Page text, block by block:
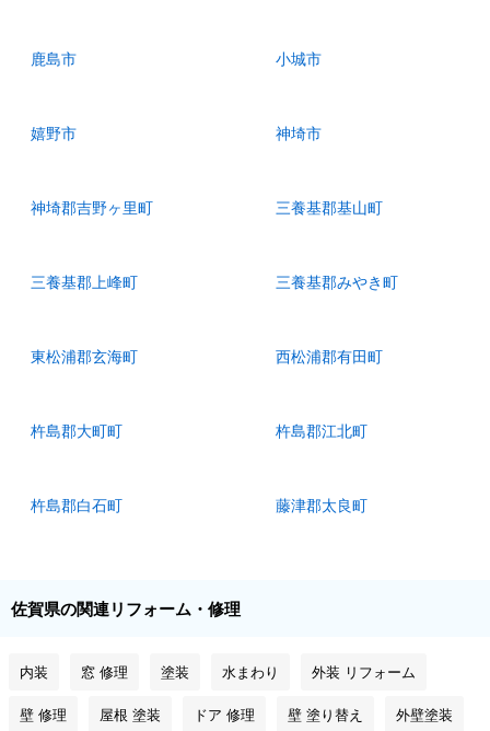
鹿島市 小城市
嬉野市 神埼市
神埼郡吉野ヶ里町 三養基郡基山町
三養基郡上峰町 三養基郡みやき町
東松浦郡玄海町 西松浦郡有田町
杵島郡大町町 杵島郡江北町
杵島郡白石町 藤津郡太良町
佐賀県の関連リフォーム・修理
内装 窓 修理 塗装 水まわり 外装 リフォーム
壁 修理 屋根 塗装 ドア 修理 壁 塗り替え 外壁塗装